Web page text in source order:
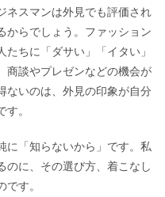
ネスマンは外見でも評価され
からでしょう。ファッション
ちに「ダサい」「イタい」
商談やプレゼンなどの機会が
ないのは、外見の印象が自分
。
に「知らないから」です。私
のに、その選び方、着こなし
す。